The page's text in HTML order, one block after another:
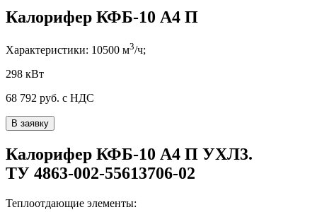
Калорифер КФБ-10 А4 П
Характеристики: 10500 м3/ч;
298 кВт
68 792 руб. с НДС
В заявку
Калорифер КФБ-10 А4 П УХЛ3.
ТУ 4863-002-55613706-02
Теплоотдающие элементы: